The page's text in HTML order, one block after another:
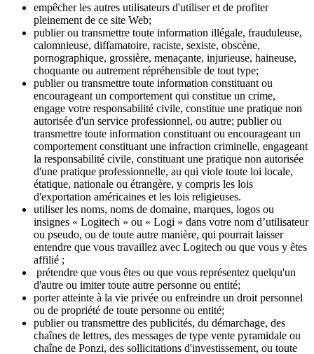
empêcher les autres utilisateurs d'utiliser et de profiter
pleinement de ce site Web;
publier ou transmettre toute information illégale, frauduleuse,
calomnieuse, diffamatoire, raciste, sexiste, obscène,
pornographique, grossière, menaçante, injurieuse, haineuse,
choquante ou autrement répréhensible de tout type;
publier ou transmettre toute information constituant ou
encourageant un comportement qui constitue un crime,
engage votre responsabilité civile, constitue une pratique non
autorisée d'un service professionnel, ou autre; publier ou
transmettre toute information constituant ou encourageant un
comportement constituant une infraction criminelle, engageant
la responsabilité civile, constituant une pratique non autorisée
d'une pratique professionnelle, au qui viole toute loi locale,
étatique, nationale ou étrangère, y compris les lois
d'exportation américaines et les lois religieuses.
utiliser les noms, noms de domaine, marques, logos ou
insignes « Logitech » ou « Logi » dans votre nom d’utilisateur
ou pseudo, ou de toute autre manière, qui pourrait laisser
entendre que vous travaillez avec Logitech ou que vous y êtes
affilié ;
prétendre que vous êtes ou que vous représentez quelqu'un
d'autre ou imiter toute autre personne ou entité;
porter atteinte à la vie privée ou enfreindre un droit personnel
ou de propriété de toute personne ou entité;
publier ou transmettre des publicités, du démarchage, des
chaînes de lettres, des messages de type vente pyramidale ou
chaîne de Ponzi, des sollicitations d'investissement, ou toute